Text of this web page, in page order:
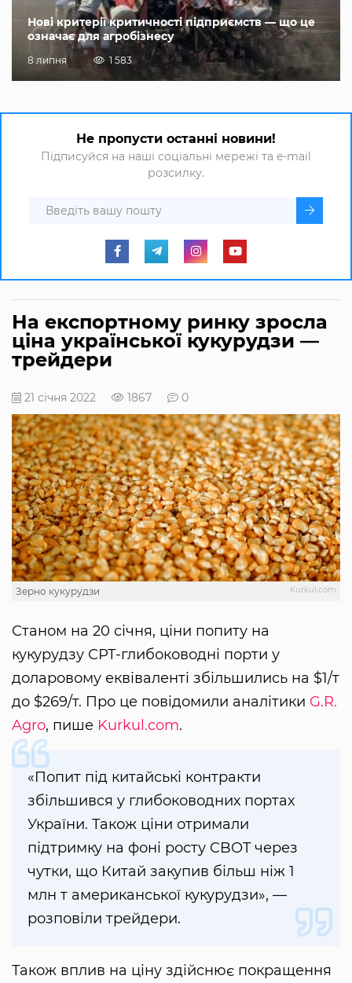
Нові критерії критичності підприємств — що це
означає для агробізнесу
8 липня 1 583
Не пропусти останні новини!
Підписуйся на наші соціальні мережі та e-mail
розсилку.
На експортному ринку зросла
ціна української кукурудзи —
трейдери
21 січня 2022 1867 0
Kurkul.com
Зерно кукурудзи
Станом на 20 січня, ціни попиту на
кукурудзу СРТ-глибоководні порти у
доларовому еквіваленті збільшились на $1/т
до $269/т. Про це повідомили аналітики G.R.
Agro, пише Kurkul.com.
«Попит під китайські контракти
збільшився у глибоководних портах
України. Також ціни отримали
підтримку на фоні росту CBOT через
чутки, що Китай закупив більш ніж 1
млн т американської кукурудзи», —
розповіли трейдери.
Також вплив на ціну здійснює покращення